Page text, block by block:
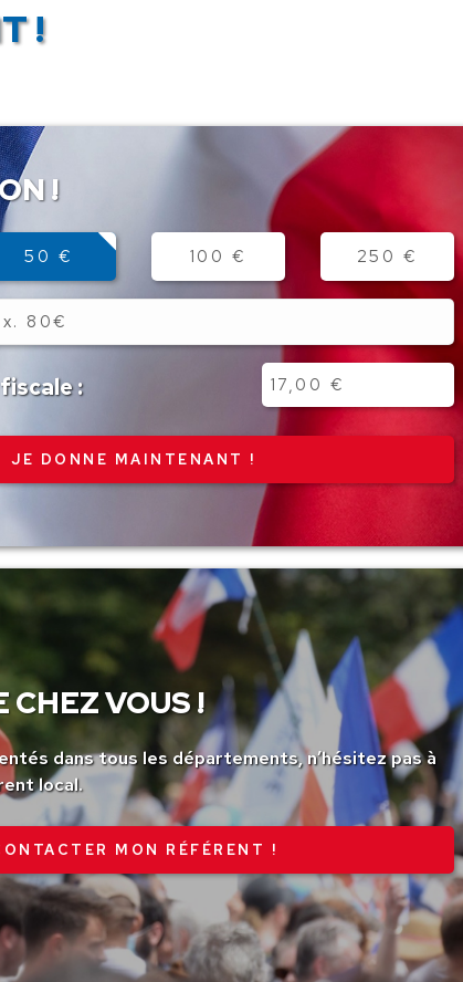
!
!
50 € 100 € 250 €
:
CHEZ VOUS !
dans tous les départements, n’hésitez pas à
local.
MON RÉFÉRENT !